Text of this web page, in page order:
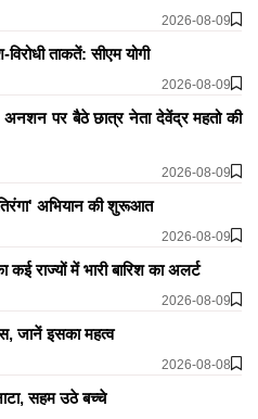
2026-08-09
ताकतें: सीएम योगी
2026-08-09
पर बैठे छात्र नेता देवेंद्र महतो की
2026-08-09
अभियान की शुरूआत
2026-08-09
राज्यों में भारी बारिश का अलर्ट
2026-08-09
जानें इसका महत्व
2026-08-08
सहम उठे बच्चे